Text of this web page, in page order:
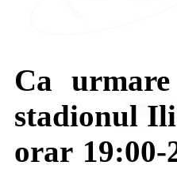
Ca
stadionul
orar 19:00-